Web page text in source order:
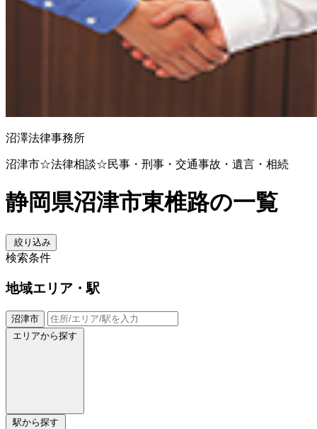
沼澤法律事務所
沼津市☆法律相談☆民事・刑事・交通事故・遺言・相続
静岡県沼津市東椎路の一覧
絞り込み
検索条件
地域エリア・駅
沼津市
エリアから探す
駅から探す